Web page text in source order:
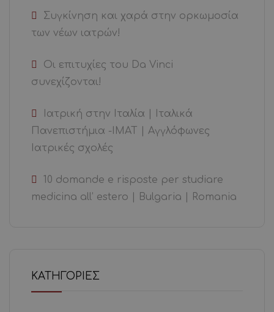
Συγκίνηση και χαρά στην ορκωμοσία
των νέων ιατρών!
Οι επιτυχίες του Da Vinci
συνεχίζονται!
Ιατρική στην Ιταλία | Ιταλικά
Πανεπιστήμια -ΙΜΑΤ | Αγγλόφωνες
Ιατρικές σχολές
10 domande e risposte per studiare
medicina all’ estero | Bulgaria | Romania
KΑΤΗΓΟΡΊΕΣ